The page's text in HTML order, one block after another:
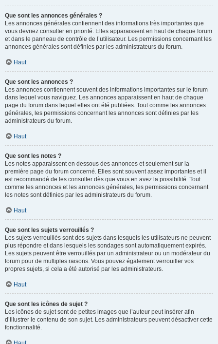
Que sont les annonces générales ?
Les annonces générales contiennent des informations très importantes que
vous devriez consulter en priorité. Elles apparaissent en haut de chaque forum
et dans le panneau de contrôle de l’utilisateur. Les permissions concernant les
annonces générales sont définies par les administrateurs du forum.
Haut
Que sont les annonces ?
Les annonces contiennent souvent des informations importantes sur le forum
dans lequel vous naviguez. Les annonces apparaissent en haut de chaque
page du forum dans lequel elles ont été publiées. Tout comme les annonces
générales, les permissions concernant les annonces sont définies par les
administrateurs du forum.
Haut
Que sont les notes ?
Les notes apparaissent en dessous des annonces et seulement sur la
première page du forum concerné. Elles sont souvent assez importantes et il
est recommandé de les consulter dès que vous en avez la possibilité. Tout
comme les annonces et les annonces générales, les permissions concernant
les notes sont définies par les administrateurs du forum.
Haut
Que sont les sujets verrouillés ?
Les sujets verrouillés sont des sujets dans lesquels les utilisateurs ne peuvent
plus répondre et dans lesquels les sondages sont automatiquement expirés.
Les sujets peuvent être verrouillés par un administrateur ou un modérateur du
forum pour de multiples raisons. Vous pouvez également verrouiller vos
propres sujets, si cela a été autorisé par les administrateurs.
Haut
Que sont les icônes de sujet ?
Les icônes de sujet sont de petites images que l’auteur peut insérer afin
d’illustrer le contenu de son sujet. Les administrateurs peuvent désactiver cette
fonctionnalité.